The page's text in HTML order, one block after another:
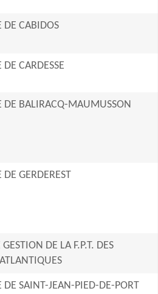
CABIDOS
CARDESSE
BALIRACQ-MAUMUSSON
GERDEREST
DE LA F.P.T. DES
SAINT-JEAN-PIED-DE-PORT